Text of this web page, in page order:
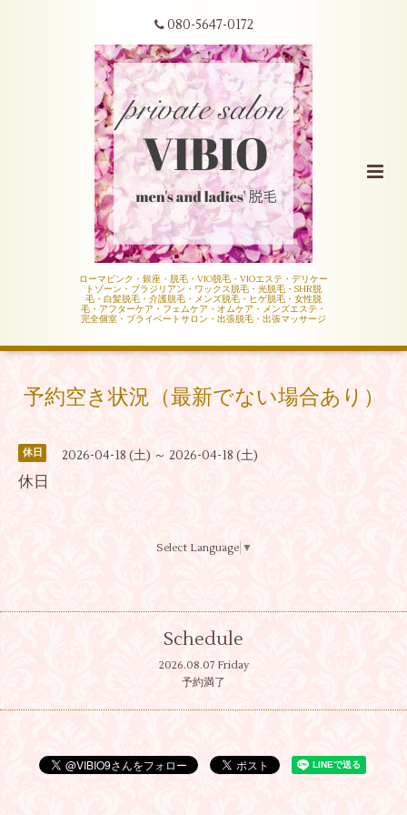
080-5647-0172
ローマピンク・銀座・脱毛・VIO脱毛・VIOエステ・デリケー
トゾーン・ブラジリアン・ワックス脱毛・光脱毛・SHR脱
毛・白髪脱毛・介護脱毛・メンズ脱毛・ヒゲ脱毛・女性脱
毛・アフターケア・フェムケア・オムケア・メンズエステ・
完全個室・プライベートサロン・出張脱毛・出張マッサージ
予約空き状況（最新でない場合あり）
休日 2026-04-18 (土) ～ 2026-04-18 (土)
休日
Select Language ▼
Schedule
2026.08.07 Friday
予約満了